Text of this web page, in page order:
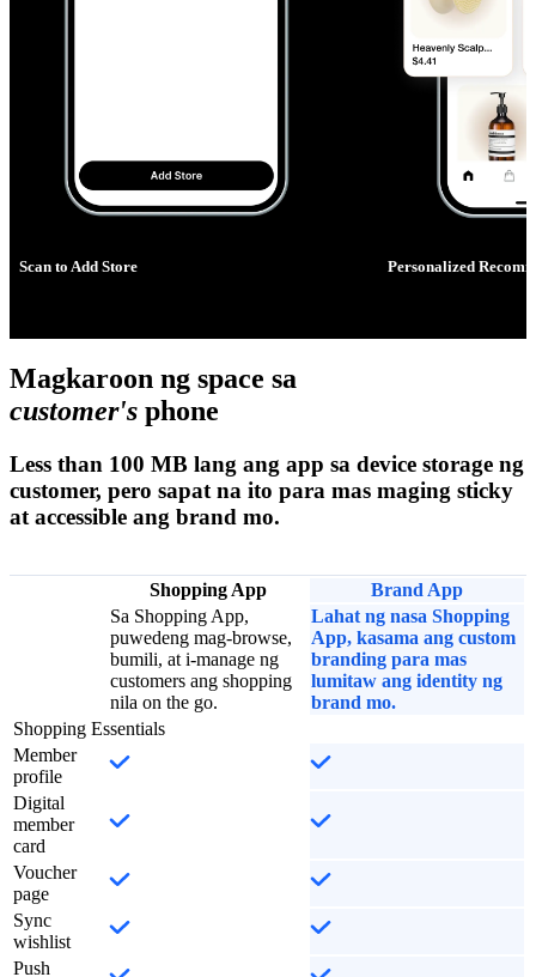
Scan to Add Store Personalized
Magkaroon ng space sa
customer's phone
Less than 100 MB lang ang app sa device storage ng
customer, pero sapat na ito para mas maging sticky
at accessible ang brand mo.
Shopping App
Brand App
Sa Shopping App,
puwedeng mag-browse,
bumili, at i-manage ng
customers ang shopping
nila on the go.
Lahat ng nasa Shopping
App, kasama ang custom
branding para mas
lumitaw ang identity ng
brand mo.
Shopping Essentials
Member
profile
Digital
member
card
Voucher
page
Sync
wishlist
Push